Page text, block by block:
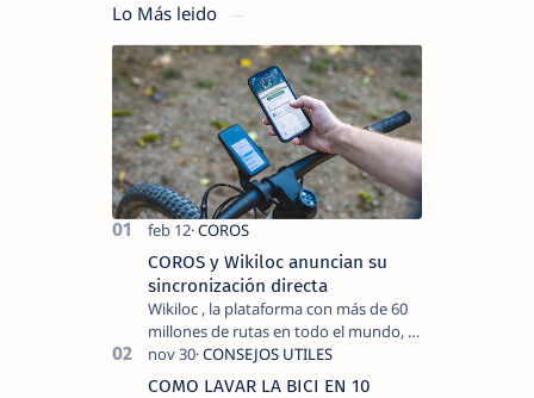
Lo Más leido
COROS y Wikiloc anuncian su
sincronización directa
Wikiloc , la plataforma con más de 60
millones de rutas en todo el mundo, y
COROS , marca de dispositivos GPS
reconocida mundialmente por su
COMO LAVAR LA BICI EN 10